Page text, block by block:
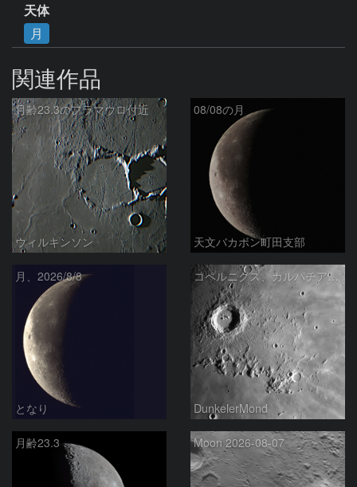
天体
月
関連作品
月齢23.3のフラマウロ付近
ウィルキンソン
08/08の月
天文バカボン町田支部
月、2026/8/8
となり
コペルニクス、カルパチア山脈付近
DunkelerMond
月齢23.3 Moon 2026-08-07